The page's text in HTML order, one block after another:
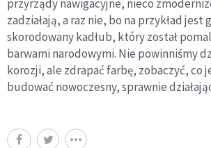
przyrządy nawigacyjne, nieco
zadziałają, a raz nie, bo na przykład jest
skorodowany kadłub, który został
barwami narodowymi. Nie powinniśmy
korozji, ale zdrapać farbę, zobaczyć, co
budować nowoczesny, sprawnie